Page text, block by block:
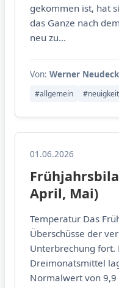
gekommen ist, hat
das Ganze nach
neu zu...
Von: Werner Neudeck
#allgemein
01.06.2026
April, Mai)
Temperatur Das
Überschüsse der
Unterbrechung fort.
Dreimonatsmittel
Normalwert von 9,9